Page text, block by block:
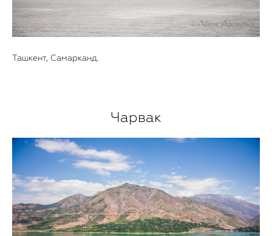
Ташкент, Самарканд.
Чарвак